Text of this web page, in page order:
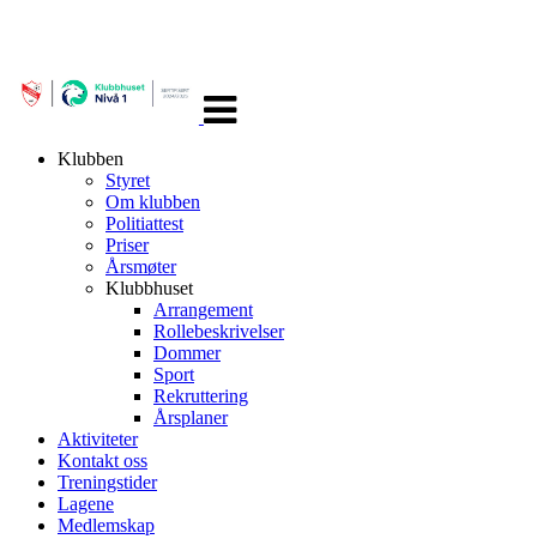
navigasjon
Klubben
Styret
Om klubben
Politiattest
Priser
Årsmøter
Klubbhuset
Arrangement
Rollebeskrivelser
Dommer
Sport
Rekruttering
Årsplaner
Aktiviteter
Kontakt oss
Treningstider
Lagene
Medlemskap